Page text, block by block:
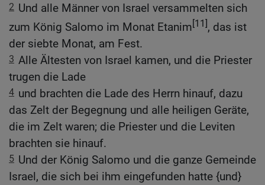
2 Und alle Männer von Israel versammelten sich
zum König Salomo im Monat Etanim[11], das ist
der siebte Monat, am Fest.
3 Alle Ältesten von Israel kamen, und die Priester
trugen die Lade
4 und brachten die Lade des Herrn hinauf, dazu
das Zelt der Begegnung und alle heiligen Geräte,
die im Zelt waren; die Priester und die Leviten
brachten sie hinauf.
5 Und der König Salomo und die ganze Gemeinde
Israel, die sich bei ihm eingefunden hatte {und}